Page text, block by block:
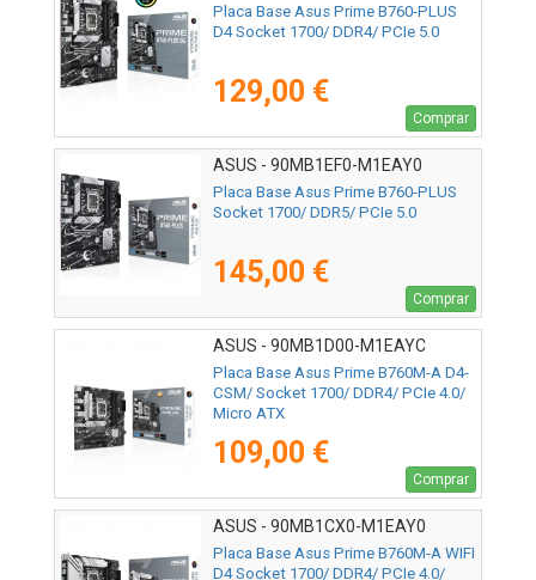
Placa Base Asus Prime B760-PLUS
D4 Socket 1700/ DDR4/ PCIe 5.0
129,00 €
Comprar
ASUS - 90MB1EF0-M1EAY0
Placa Base Asus Prime B760-PLUS
Socket 1700/ DDR5/ PCIe 5.0
145,00 €
Comprar
ASUS - 90MB1D00-M1EAYC
Placa Base Asus Prime B760M-A D4-
CSM/ Socket 1700/ DDR4/ PCIe 4.0/
Micro ATX
109,00 €
Comprar
ASUS - 90MB1CX0-M1EAY0
Placa Base Asus Prime B760M-A WIFI
D4 Socket 1700/ DDR4/ PCIe 4.0/